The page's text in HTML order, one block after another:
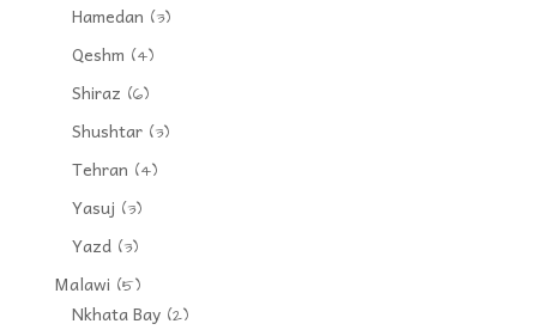
Hamedan (3)
Qeshm (4)
Shiraz (6)
Shushtar(3)
Tehran (4)
Yasuj (3)
Yazd(3)
Malawi (5)
Nkhata Bay(2)